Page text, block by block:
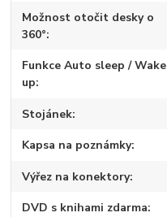
Možnost otočit desky o
360°
Funkce Auto sleep / Wake
up
Stojánek
Kapsa na poznámky
Výřez na konektory
DVD s knihami zdarma